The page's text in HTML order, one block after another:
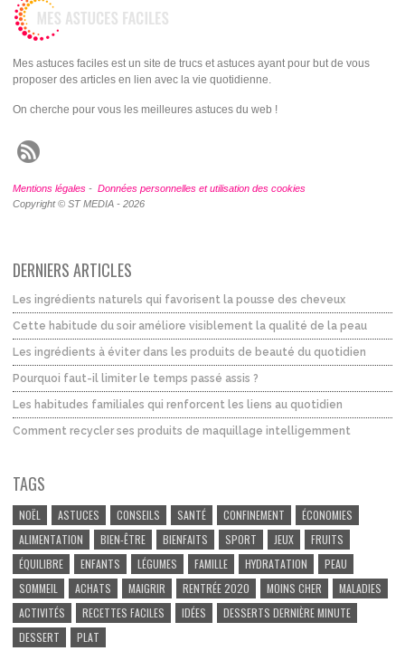
Mes astuces faciles est un site de trucs et astuces ayant pour but de vous
proposer des articles en lien avec la vie quotidienne.
On cherche pour vous les meilleures astuces du web !
Mentions légales - Données personnelles et utilisation des cookies
Copyright © ST MEDIA - 2026
DERNIERS ARTICLES
Les ingrédients naturels qui favorisent la pousse des cheveux
Cette habitude du soir améliore visiblement la qualité de la peau
Les ingrédients à éviter dans les produits de beauté du quotidien
Pourquoi faut-il limiter le temps passé assis ?
Les habitudes familiales qui renforcent les liens au quotidien
Comment recycler ses produits de maquillage intelligemment
TAGS
NOËL ASTUCES CONSEILS SANTÉ CONFINEMENT
ÉCONOMIES
ALIMENTATION
BIEN-ÊTRE BIENFAITS SPORT JEUX
FRUITS
ÉQUILIBRE
ENFANTS LÉGUMES FAMILLE HYDRATATION
PEAU
SOMMEIL
ACHATS MAIGRIR RENTRÉE 2020 MOINS CHER
MALADIES
ACTIVITÉS
RECETTES FACILES IDÉES
DESSERTS DERNIÈRE MINUTE
DESSERT
PLAT